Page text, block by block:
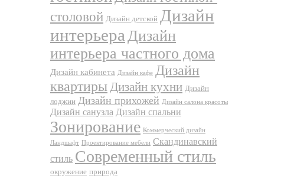
столовой Дизайн детской Дизайн
интерьера Дизайн
интерьера частного дома
Дизайн кабинета Дизайн кафе Дизайн
квартирыДизайн кухни Дизайн
лоджии Дизайн прихожей Дизайн салона красоты
Дизайн санузла Дизайн спальни
Зонирование Коммерческий дизайн
Ландшафт Проектирование мебели Скандинавский
стиль Современный стиль
окружение природа